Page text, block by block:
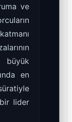
ve
büyük
en
lider